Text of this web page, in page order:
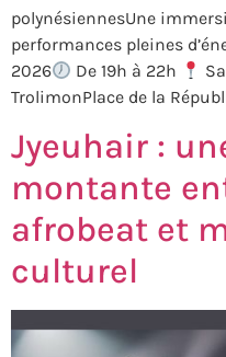
polynésiennesUne
performances pleines
2026
De 19h à 22h
TrolimonPlace de la
Jyeuhair :
montante
afrobeat et
culturel